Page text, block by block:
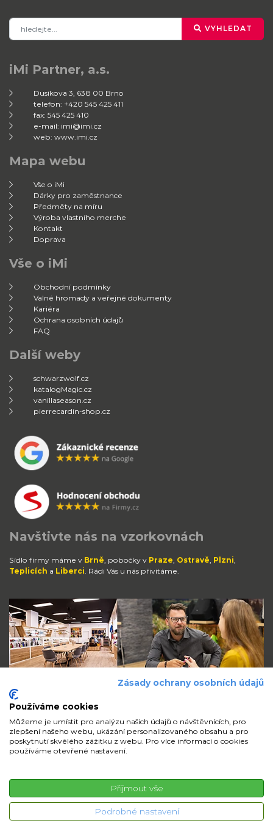
VYHLEDAT
iMi Partner, a.s.
Dusíkova 3, 638 00 Brno
telefon: +420 545 425 411
fax: 545 425 410
e-mail: imi@imi.cz
web: www.imi.cz
Mapa webu
Vše o iMi
Dárky pro zaměstnance
Předměty na míru
Výroba vlastního merche
Kontakt
Doprava
Vše o iMi
Obchodní podmínky
Valné hromady a veřejné dokumenty
Kariéra
Ochrana osobních údajů
FAQ
Další weby
schwarzwolf.cz
katalogMagic.cz
vanillaseason.cz
pierrecardin-shop.cz
Navštivte nás na vzorkovnách
Sídlo firmy máme v Brně , pobočky v Praze Ostravě Plzni
Teplicích a Liberci . Rádi Vás u nás přivítáme.
Zůstaňte s námi v kontaktu
volejte
© 2026 iMi Partner, a.s. | Všechna práva vyhrazena
Zásady ochrany osobních údajů
Používáme cookies
Můžeme je umístit pro analýzu našich údajů o návštěvnících, pro
zlepšení našeho webu, ukázání personalizovaného obsahu a pro
poskytnutí skvělého zážitku z webu. Pro více informací o cookies
používáme otevřené nastavení.
Přijmout vše
Podrobné nastavení